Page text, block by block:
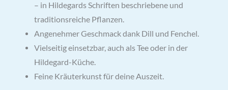
– in Hildegards Schriften beschriebene und
traditionsreiche Pflanzen.
Angenehmer Geschmack dank Dill und Fenchel.
Vielseitig einsetzbar, auch als Tee oder in der
Hildegard-Küche.
Feine Kräuterkunst für deine Auszeit.